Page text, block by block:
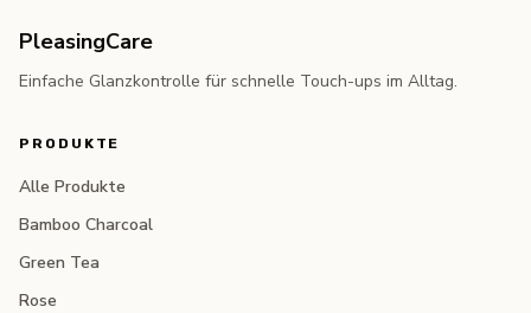
PleasingCare
Einfache Glanzkontrolle für schnelle Touch-ups im Alltag.
PRODUKTE
Alle Produkte
Bamboo Charcoal
Green Tea
Rose